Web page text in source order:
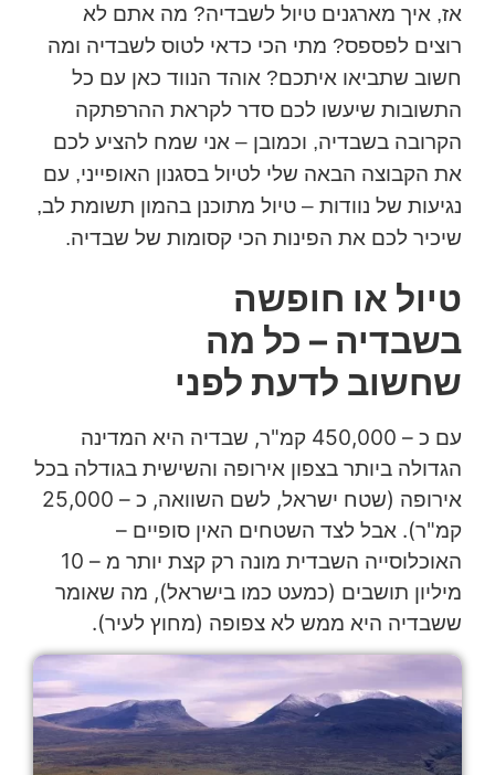
אז, איך מארגנים טיול לשבדיה? מה אתם לא
רוצים לפספס? מתי הכי כדאי לטוס לשבדיה ומה
חשוב שתביאו איתכם? אוהד הנווד כאן עם כל
התשובות שיעשו לכם סדר לקראת ההרפתקה
הקרובה בשבדיה, וכמובן – אני שמח להציע לכם
את הקבוצה הבאה שלי לטיול בסגנון האופייני, עם
נגיעות של נוודות – טיול מתוכנן בהמון תשומת לב,
שיכיר לכם את הפינות הכי קסומות של שבדיה.
טיול או חופשה
בשבדיה – כל מה
שחשוב לדעת לפני
עם כ – 450,000 קמ"ר, שבדיה היא המדינה
הגדולה ביותר בצפון אירופה והשישית בגודלה בכל
אירופה (שטח ישראל, לשם השוואה, כ – 25,000
קמ"ר). אבל לצד השטחים האין סופיים –
האוכלוסייה השבדית מונה רק קצת יותר מ – 10
מיליון תושבים (כמעט כמו בישראל), מה שאומר
ששבדיה היא ממש לא צפופה (מחוץ לעיר).